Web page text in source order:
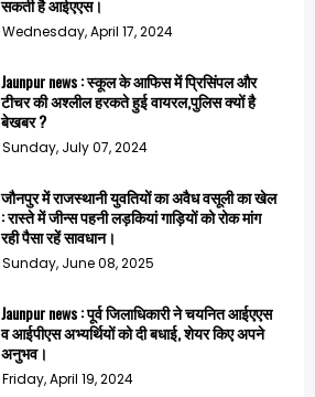
सकती है आईएएस।
Wednesday, April 17, 2024
Jaunpur news : स्कूल के आफिस में प्रिसिंपल और
टीचर की अश्लील हरकते हुई वायरल,पुलिस क्यों है
बेखबर ?
Sunday, July 07, 2024
जौनपुर में राजस्थानी युवतियों का अवैध वसूली का खेल
: रास्ते में जीन्स पहनी लड़कियां गाड़ियों को रोक मांग
रही पैसा रहें सावधान।
Sunday, June 08, 2025
Jaunpur news : पूर्व जिलाधिकारी ने चयनित आईएएस
व आईपीएस अभ्यर्थियों को दी बधाई, शेयर किए अपने
अनुभव।
Friday, April 19, 2024